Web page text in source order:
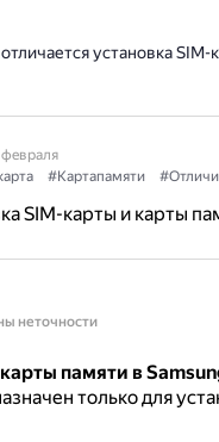
установка
#Картапамяти
SIM-карты и карты
неточности
памяти в
только для